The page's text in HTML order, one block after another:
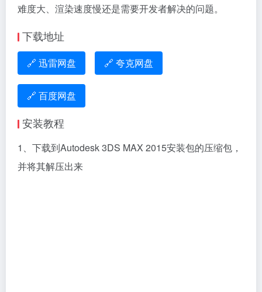
难度大、渲染速度慢还是需要开发者解决的问题。
下载地址
🔗 迅雷网盘 🔗 夸克网盘
🔗 百度网盘
安装教程
1、下载到Autodesk 3DS MAX 2015安装包的压缩包，
并将其解压出来